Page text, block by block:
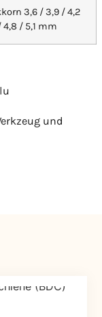
3,6 / 3,9 / 4,2
4,8 / 5,1 mm
und